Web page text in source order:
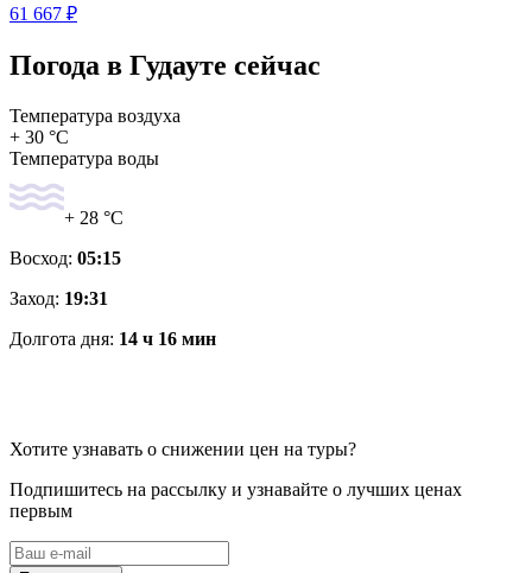
61 667 ₽
Погода в Гудауте сейчас
Температура воздуха
+ 30 °C
Температура воды
+ 28 °C
Восход: 05:15
Заход: 19:31
Долгота дня: 14 ч 16 мин
Хотите узнавать о снижении цен на туры?
Подпишитесь на рассылку и узнавайте о лучших ценах
первым